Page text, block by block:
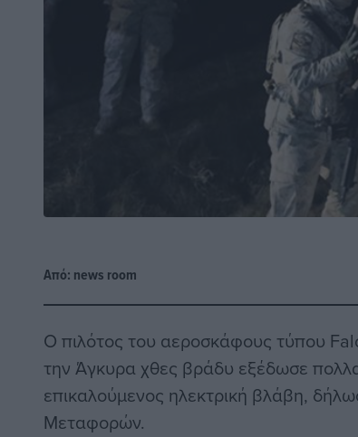
Από: news room
Ο πιλότος του αεροσκάφους τύπου
την Άγκυρα χθες βράδυ εξέδωσε
επικαλούμενος ηλεκτρική βλάβη,
Μεταφορών.